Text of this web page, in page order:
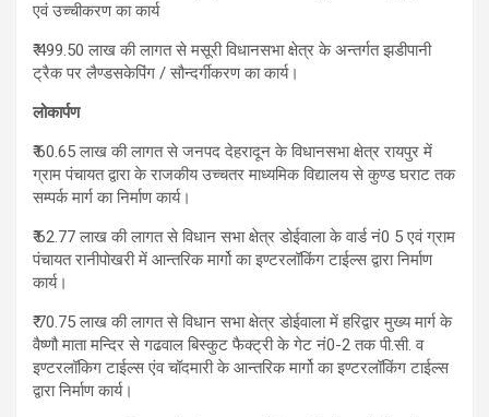
एवं उच्चीकरण का कार्य
₹ 499.50 लाख की लागत से मसूरी विधानसभा क्षेत्र के अन्तर्गत झडीपानी
ट्रैक पर लैण्डसकेपिंग / सौन्दर्गीकरण का कार्य।
लोकार्पण
₹ 60.65 लाख की लागत से जनपद देहरादून के विधानसभा क्षेत्र रायपुर में
ग्राम पंचायत द्वारा के राजकीय उच्चतर माध्यमिक विद्यालय से कुण्ड घराट तक
सम्पर्क मार्ग का निर्माण कार्य।
₹ 62.77 लाख की लागत से विधान सभा क्षेत्र डोईवाला के वार्ड नं0 5 एवं ग्राम
पंचायत रानीपोखरी में आन्तरिक मार्गो का इण्टरलॉकिंग टाईल्स द्वारा निर्माण
कार्य।
₹ 70.75 लाख की लागत से विधान सभा क्षेत्र डोईवाला में हरिद्वार मुख्य मार्ग के
वैष्णौ माता मन्दिर से गढवाल बिस्कुट फैक्ट्री के गेट नं0-2 तक पी.सी. व
इण्टरलॉकिग टाईल्स एंव चॉदमारी के आन्तरिक मार्गो का इण्टरलॉकिंग टाईल्स
द्वारा निर्माण कार्य।